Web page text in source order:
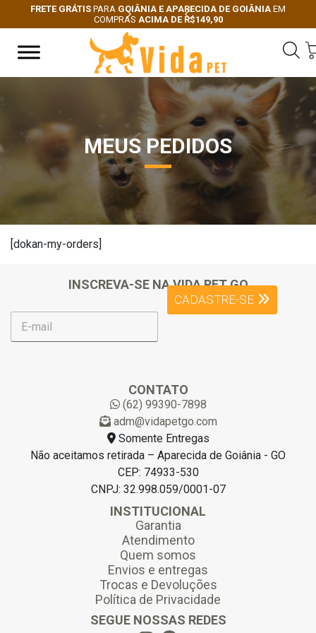
FRETE GRÁTIS PARA GOIÂNIA E APARECIDA DE GOIÂNIA EM
COMPRAS ACIMA DE R$149,90
Previous
Next
MEUS PEDIDOS
[dokan-my-orders]
INSCREVA-SE NA VIDA PET GO
E
m
CADASTRE-SE
CONTATO
(62) 99390-7898
adm@vidapetgo.com
Somente Entregas
Não aceitamos retirada – Aparecida de Goiânia - GO
CEP: 74933-530
CNPJ: 32.998.059/0001-07
INSTITUCIONAL
Garantia
Atendimento
Quem somos
Envios e entregas
Trocas e Devoluções
Política de Privacidade
SEGUE NOSSAS REDES